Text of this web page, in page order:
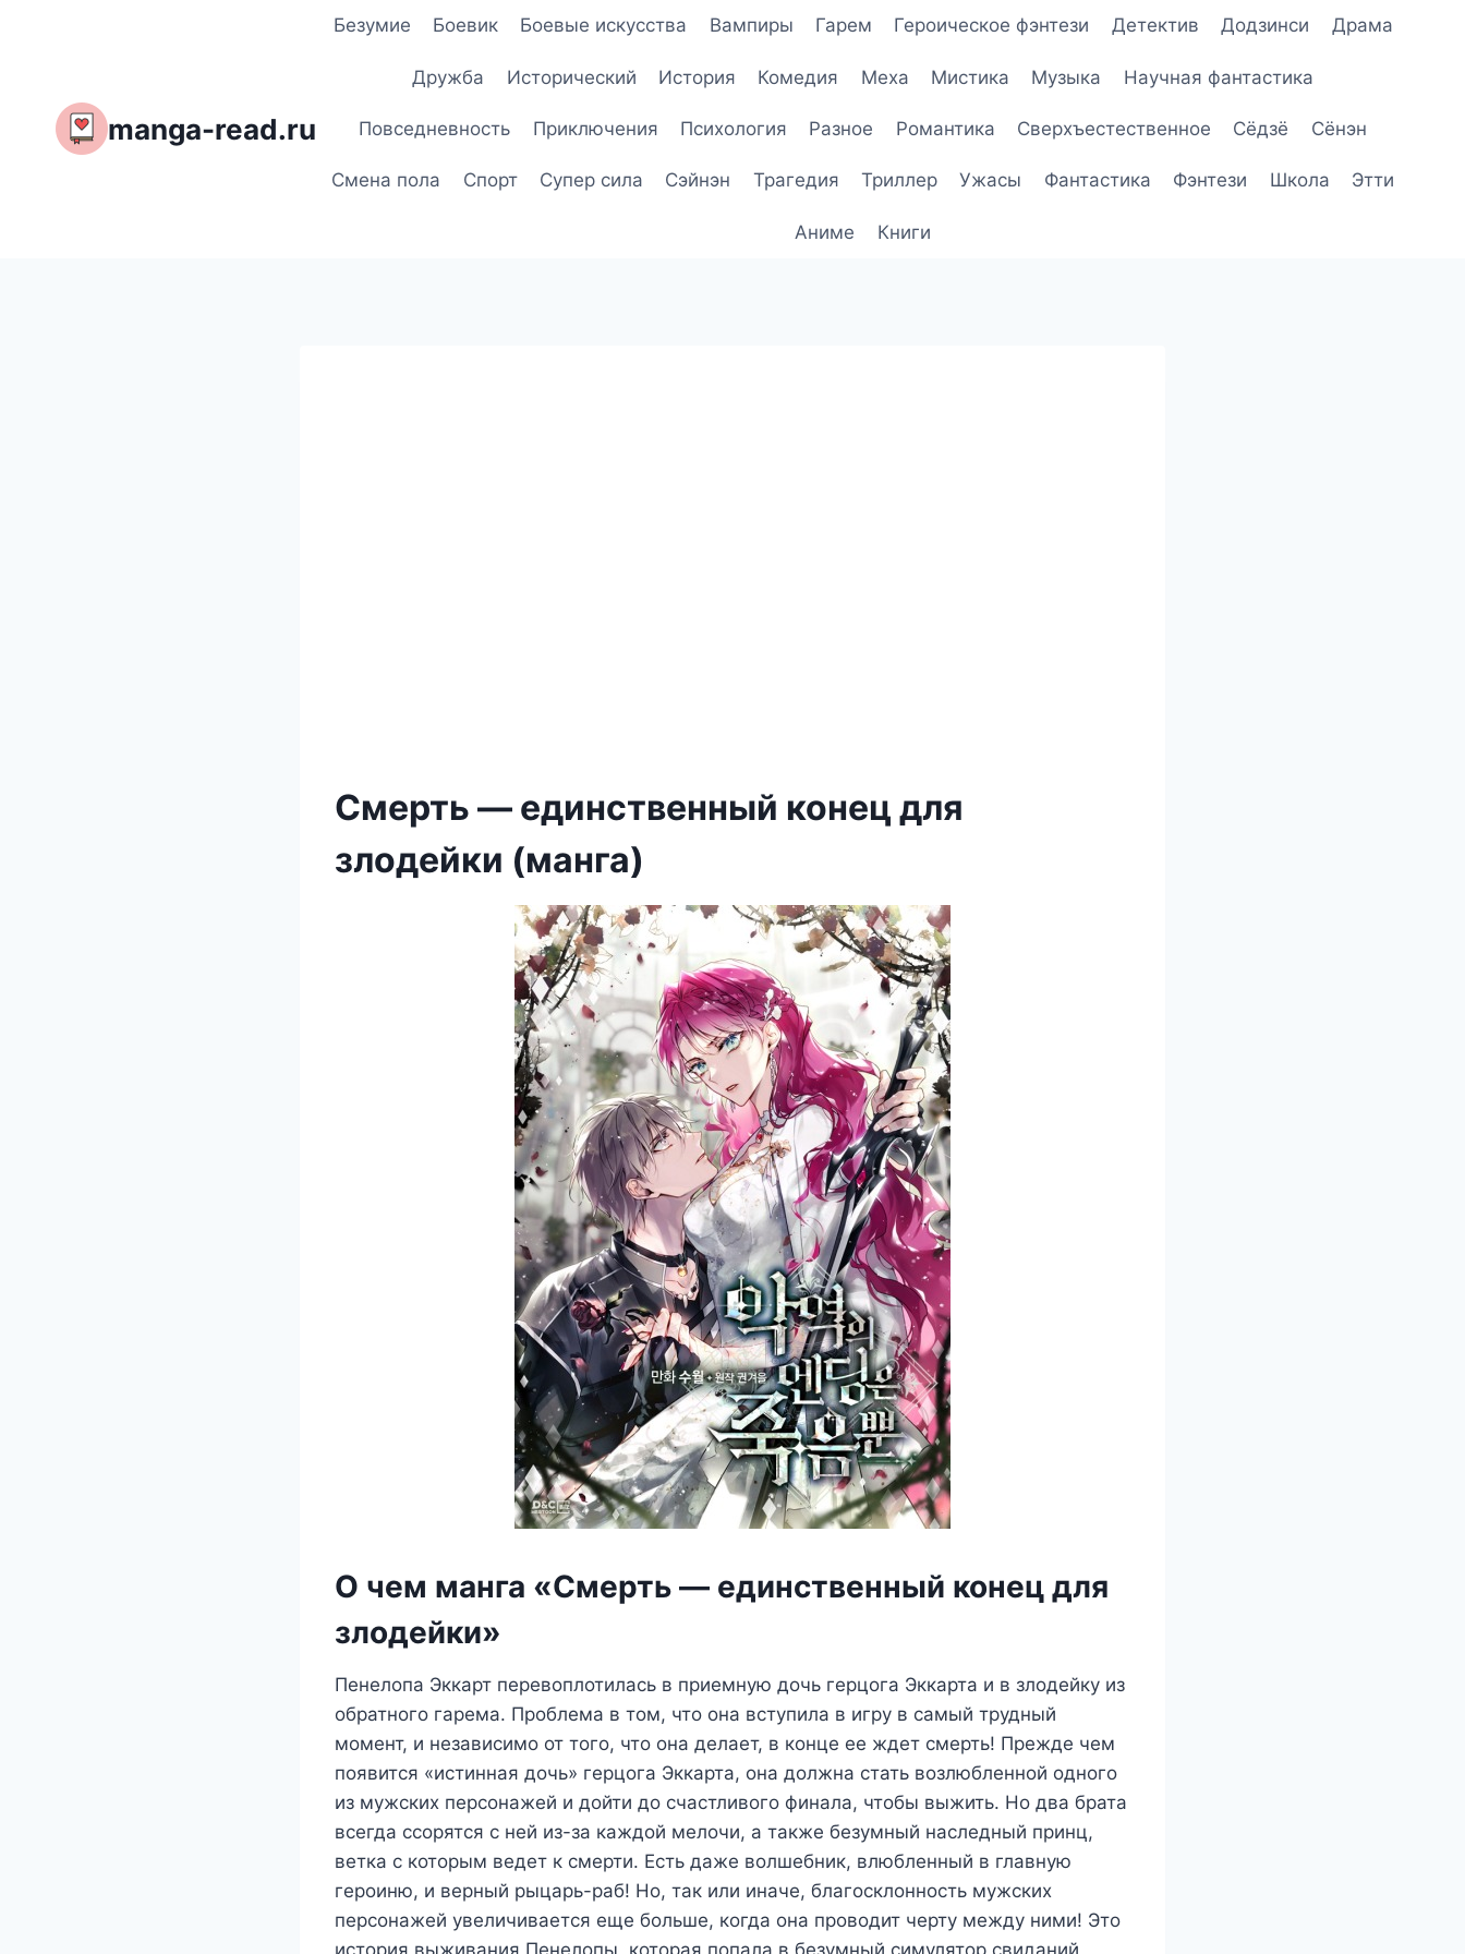
manga-read.ru
Безумие Боевик Боевые искусства Вампиры Гарем Героическое фэнтези Детектив Додзинси Драма
Дружба Исторический История Комедия Меха Мистика Музыка Научная фантастика
Повседневность Приключения Психология Разное Романтика Сверхъестественное Сёдзё Сёнэн
Смена пола Спорт Супер сила Сэйнэн Трагедия Триллер Ужасы Фантастика Фэнтези Школа Этти
Аниме Книги
Смерть — единственный конец для
злодейки (манга)
О чем манга «Смерть — единственный конец для
злодейки»
Пенелопа Эккарт перевоплотилась в приемную дочь герцога Эккарта и в злодейку из
обратного гарема. Проблема в том, что она вступила в игру в самый трудный
момент, и независимо от того, что она делает, в конце ее ждет смерть! Прежде чем
появится «истинная дочь» герцога Эккарта, она должна стать возлюбленной одного
из мужских персонажей и дойти до счастливого финала, чтобы выжить. Но два брата
всегда ссорятся с ней из-за каждой мелочи, а также безумный наследный принц,
ветка с которым ведет к смерти. Есть даже волшебник, влюбленный в главную
героиню, и верный рыцарь-раб! Но, так или иначе, благосклонность мужских
персонажей увеличивается еще больше, когда она проводит черту между ними! Это
история выживания Пенелопы, которая попала в безумный симулятор свиданий